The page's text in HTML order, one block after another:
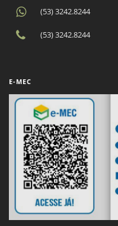
(53) 3242.8244
(53) 3242.8244
E-MEC